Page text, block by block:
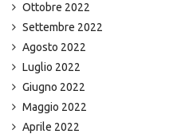
Ottobre 2022
Settembre 2022
Agosto 2022
Luglio 2022
Giugno 2022
Maggio 2022
Aprile 2022